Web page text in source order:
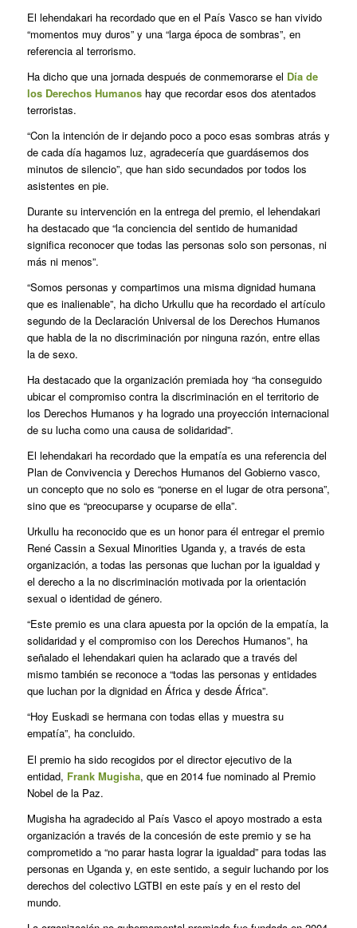
El lehendakari ha recordado que en el País Vasco se han vivido
“momentos muy duros” y una “larga época de sombras”, en
referencia al terrorismo.
Ha dicho que una jornada después de conmemorarse el Día de
los Derechos Humanoshay que recordar esos dos atentados
terroristas.
“Con la intención de ir dejando poco a poco esas sombras atrás y
de cada día hagamos luz, agradecería que guardásemos dos
minutos de silencio”, que han sido secundados por todos los
asistentes en pie.
Durante su intervención en la entrega del premio, el lehendakari
ha destacado que “la conciencia del sentido de humanidad
significa reconocer que todas las personas solo son personas, ni
más ni menos”.
“Somos personas y compartimos una misma dignidad humana
que es inalienable”, ha dicho Urkullu que ha recordado el artículo
segundo de la Declaración Universal de los Derechos Humanos
que habla de la no discriminación por ninguna razón, entre ellas
la de sexo.
Ha destacado que la organización premiada hoy “ha conseguido
ubicar el compromiso contra la discriminación en el territorio de
los Derechos Humanos y ha logrado una proyección internacional
de su lucha como una causa de solidaridad”.
El lehendakari ha recordado que la empatía es una referencia del
Plan de Convivencia y Derechos Humanos del Gobierno vasco,
un concepto que no solo es “ponerse en el lugar de otra persona”,
sino que es “preocuparse y ocuparse de ella”.
Urkullu ha reconocido que es un honor para él entregar el premio
René Cassin a Sexual Minorities Uganda y, a través de esta
organización, a todas las personas que luchan por la igualdad y
el derecho a la no discriminación motivada por la orientación
sexual o identidad de género.
“Este premio es una clara apuesta por la opción de la empatía, la
solidaridad y el compromiso con los Derechos Humanos”, ha
señalado el lehendakari quien ha aclarado que a través del
mismo también se reconoce a “todas las personas y entidades
que luchan por la dignidad en África y desde África”.
“Hoy Euskadi se hermana con todas ellas y muestra su
empatía”, ha concluido.
El premio ha sido recogidos por el director ejecutivo de la
entidad, Frank Mugisha, que en 2014 fue nominado al Premio
Nobel de la Paz.
Mugisha ha agradecido al País Vasco el apoyo mostrado a esta
organización a través de la concesión de este premio y se ha
comprometido a “no parar hasta lograr la igualdad” para todas las
personas en Uganda y, en este sentido, a seguir luchando por los
derechos del colectivo LGTBI en este país y en el resto del
mundo.